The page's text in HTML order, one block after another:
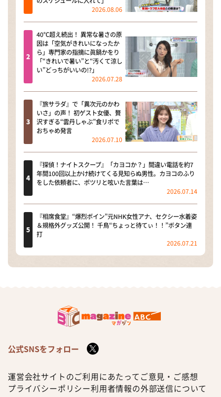
2026.08.06
40℃超え続出！ 異常な暑さの原
因は「空気がきれいになったか
ら」専門家の指摘に眞鍋かをり
「“きれいで暑い”と“汚くて涼し
い”どっちがいいの!?」
2026.07.28
『旅サラダ』で「異次元のかわ
いさ」の声！ 初ゲスト女優、贅
沢すぎる“雲丹しゃぶ”食リポで
おちゃめ発言
2026.07.10
『探偵！ナイトスクープ』「カヨコか？」間違い電話を約7
年間100回以上かけ続けてくる見知らぬ男性。カヨコのふり
をした依頼者に、ポツリと呟いた言葉は…
2026.07.14
『相席食堂』“爆烈ボイン”元NHK女性アナ、セクシー水着姿
＆規格外グッズ公開！ 千鳥“ちょっと待てぃ！！”ボタン連
打
2026.07.21
公式SNSをフォロー
運営会社サイトのご利用にあたって ご意見・ご感想
プライバシーポリシー利用者情報の外部送信について